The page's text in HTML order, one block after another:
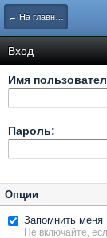
← На главную
Вход
Имя
Пароль:
Опции
Запомнить меня
Не включайте,